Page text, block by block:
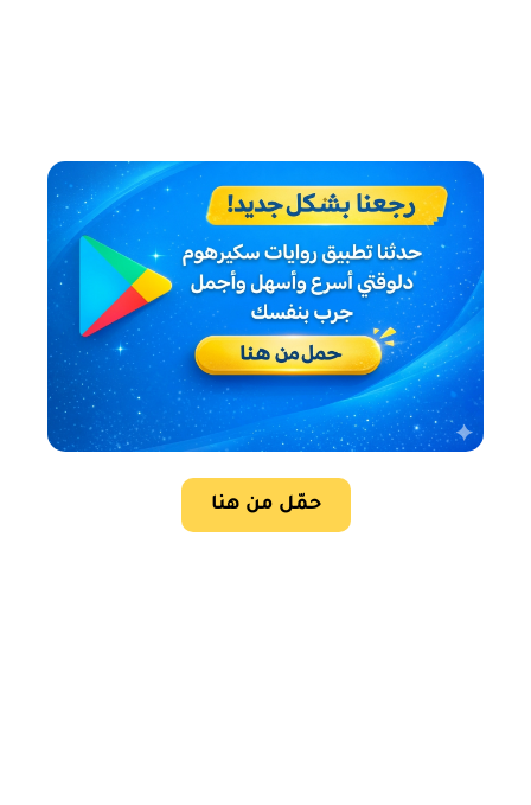
حمّل من هنا